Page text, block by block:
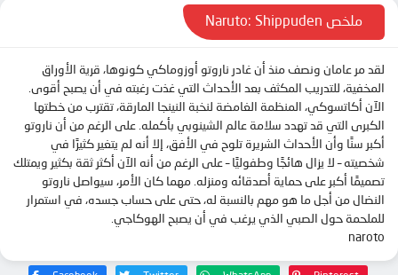
الحلقة 13
الحلقة 14
الحلقة 15
الحلقة 16
الحلقة 17
الحلقة 18
الحلقة 19
الحلقة 20
ملخص Naruto: Shippuden
لقد مر عامان ونصف منذ أن غادر ناروتو أوزوماكي كونوها، قرية الأوراق
المخفية، للتدريب المكثف بعد الأحداث التي غذت رغبته في أن يصبح أقوى.
الآن أكاتسوكي، المنظمة الغامضة لنخبة النينجا المارقة، تقترب من خطتها
الكبرى التي قد تهدد سلامة عالم الشينوبي بأكمله. على الرغم من أن ناروتو
أكبر سنًا وأن الأحداث الشريرة تلوح في الأفق، إلا أنه لم يتغير كثيرًا في
شخصيته – لا يزال هائجًا وطفوليًا – على الرغم من أنه الآن أكثر ثقة بكثير ويمتلك
تصميمًا أكبر على حماية أصدقائه ومنزله. مهما كان الأمر، سيواصل ناروتو
النضال من أجل ما هو مهم بالنسبة له، حتى على حساب جسده، في استمرار
للملحمة حول الصبي الذي يرغب في أن يصبح الهوكاجي.
naroto